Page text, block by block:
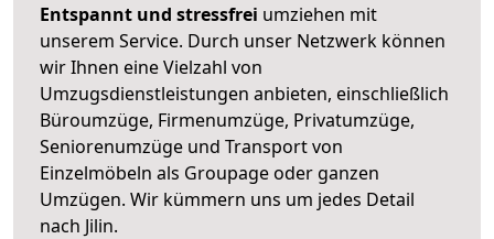
Entspannt und stressfrei umziehen mit
unserem Service. Durch unser Netzwerk können
wir Ihnen eine Vielzahl von
Umzugsdienstleistungen anbieten, einschließlich
Büroumzüge, Firmenumzüge, Privatumzüge,
Seniorenumzüge und Transport von
Einzelmöbeln als Groupage oder ganzen
Umzügen. Wir kümmern uns um jedes Detail
nach Jilin.